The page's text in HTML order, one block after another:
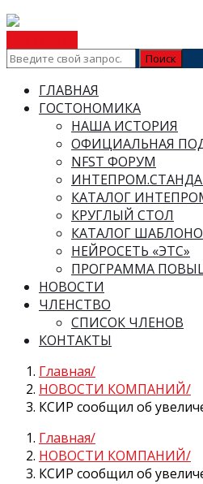
ГЛАВНАЯ
ГОСТОНОМИКА
НАША ИСТОРИЯ
ОФИЦИАЛЬНАЯ
NFST ФОРУМ
КАТАЛОГ
КРУГЛЫЙ СТОЛ
КАТАЛОГ
НЕЙРОСЕТЬ «ЭТС»
ПРОГРАММА
НОВОСТИ
ЧЛЕНСТВО
СПИСОК ЧЛЕНОВ
КОНТАКТЫ
Главная
НОВОСТИ КОМПАНИЙ
КСИР сообщил об
Главная
НОВОСТИ КОМПАНИЙ
КСИР сообщил об